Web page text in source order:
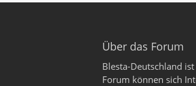
Über das Forum
Blesta-Deutschland
Forum können sich